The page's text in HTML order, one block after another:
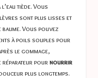
tiède. Vous
sont plus lisses et
Vous pouvez
à poils souples pour
le gommage,
réparateur pournourrir
plus longtemps.